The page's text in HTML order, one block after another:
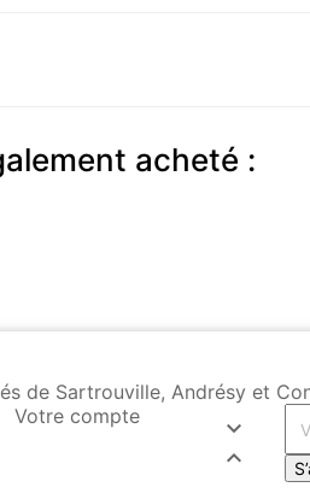
acheté :
de Sartrouville, Andrésy et
Votre compte

